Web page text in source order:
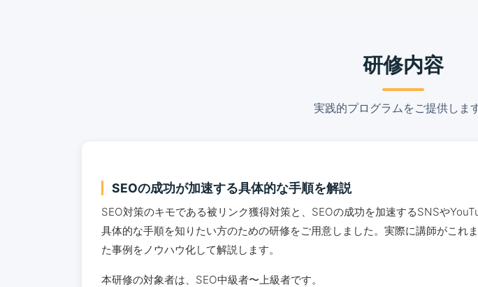
研修内容
実践的プログラムをご提供します
SEOの成功が加速する具体的な手順を解説
SEO対策のキモである被リンク獲得対策と、SEOの成功を加速するSNSや
具体的な手順を知りたい方のための研修をご用意しました。実際に講師がこれ
た事例をノウハウ化して解説します。
本研修の対象者は、SEO中級者〜上級者です。